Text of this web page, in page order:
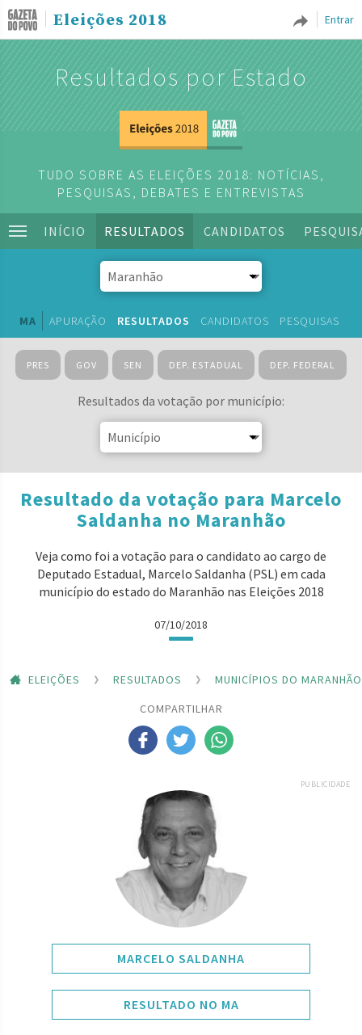
Entrar
Eleições 2018
Resultados por Estado
TUDO SOBRE AS ELEIÇÕES 2018: NOTÍCIAS,
PESQUISAS, DEBATES E ENTREVISTAS
INÍCIO RESULTADOS CANDIDATOS
MA APURAÇÃO RESULTADOS CANDIDATOS PESQUISAS
PRES GOV SEN DEP. ESTADUAL DEP. FEDERAL
Resultados da votação por município:
Resultado da votação para Marcelo
Saldanha no Maranhão
Veja como foi a votação para o candidato ao cargo de
Deputado Estadual, Marcelo Saldanha (PSL) em cada
município do estado do Maranhão nas Eleições 2018
07/10/2018
ELEIÇÕES RESULTADOS
MUNICÍPIOS DO MARANHÃO
COMPARTILHAR
PUBLICIDADE
MARCELO SALDANHA
RESULTADO NO MA